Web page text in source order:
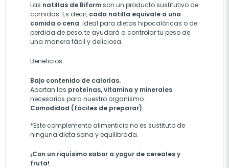
Las natillas de Biformson un producto sustitutivo de
comidas. Es decir, cada natilla equivale a una
comida o cena. Ideal para dietas hipocalóricas o de
perdida de peso, te ayudará a controlar tu peso de
una manera fácil y deliciosa.
Beneficios:
Bajo contenido de calorías.
Aportan las proteínas, vitamina y minerales
necesarios para nuestro organismo.
Comodidad (fáciles de preparar).
*Este complemento alimenticio no es sustituto de
ninguna dieta sana y equilibrada.
¡Con un riquísimo sabor a yogur de cereales y
fruta!